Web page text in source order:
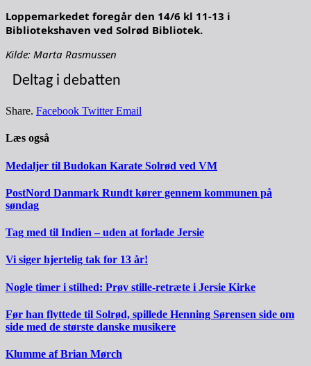
Loppemarkedet foregår den 14/6 kl 11-13 i
Bibliotekshaven ved Solrød Bibliotek.
Kilde: Marta Rasmussen
Deltag i debatten
Share. Facebook Twitter Email
Læs også
Medaljer til Budokan Karate Solrød ved VM
PostNord Danmark Rundt kører gennem kommunen på
søndag
Tag med til Indien – uden at forlade Jersie
Vi siger hjertelig tak for 13 år!
Nogle timer i stilhed: Prøv stille-retræte i Jersie Kirke
Før han flyttede til Solrød, spillede Henning Sørensen side om
side med de største danske musikere
Klumme af Brian Mørch